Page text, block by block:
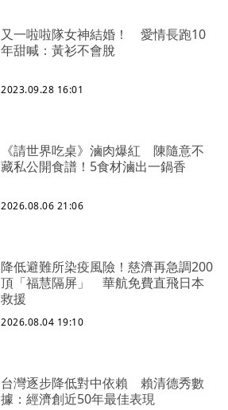
又一啦啦隊女神結婚！ 愛情長跑10
年甜喊：黃衫不會脫
2023.09.28 16:01
《請世界吃桌》滷肉爆紅 陳隨意不
藏私公開食譜！5食材滷出一鍋香
2026.08.06 21:06
降低避難所染疫風險！慈濟再急調200
頂「福慧隔屏」 華航免費直飛日本
救援
2026.08.04 19:10
台灣逐步降低對中依賴 賴清德秀數
據：經濟創近50年最佳表現